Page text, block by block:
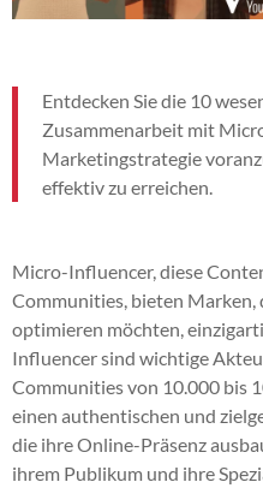
Entdecken Sie die 10
Zusammenarbeit mit
Marketingstrategie
effektiv zu erreichen.
Micro-Influencer, diese
Communities, bieten
optimieren möchten,
Influencer sind wichtige
Communities von 10.000 bis
einen authentischen und
die ihre Online-Präsenz
ihrem Publikum und ihre